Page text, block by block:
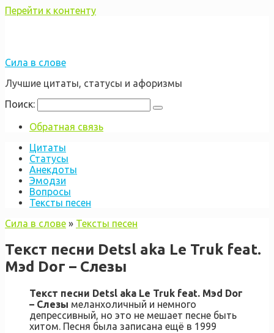
Перейти к контенту
Сила в слове
Лучшие цитаты, статусы и афоризмы
Поиск:
Обратная связь
Цитаты
Статусы
Анекдоты
Эмодзи
Вопросы
Тексты песен
Сила в слове » Тексты песен
Текст песни Detsl aka Le Truk feat.
Мэd Dог – Слезы
Текст песни Detsl aka Le Truk feat. Мэd Dог
– Слезы меланхоличный и немного
депрессивный, но это не мешает песне быть
хитом. Песня была записана ещё в 1999